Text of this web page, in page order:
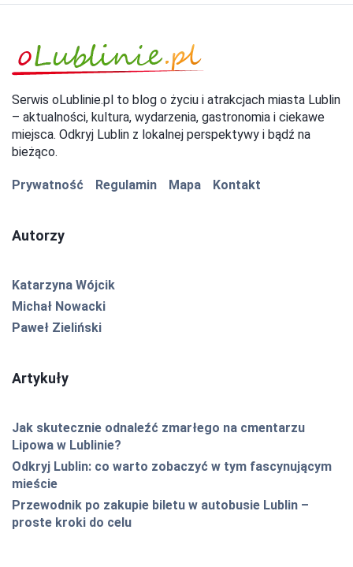
Serwis oLublinie.pl to blog o życiu i atrakcjach miasta Lublin
– aktualności, kultura, wydarzenia, gastronomia i ciekawe
miejsca. Odkryj Lublin z lokalnej perspektywy i bądź na
bieżąco.
Prywatność Regulamin Mapa Kontakt
Autorzy
Katarzyna Wójcik
Michał Nowacki
Paweł Zieliński
Artykuły
Jak skutecznie odnaleźć zmarłego na cmentarzu
Lipowa w Lublinie?
Odkryj Lublin: co warto zobaczyć w tym fascynującym
mieście
Przewodnik po zakupie biletu w autobusie Lublin –
proste kroki do celu